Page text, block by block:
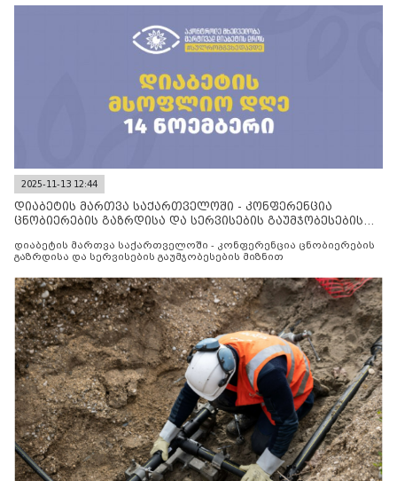
2025-11-13 12:44
დიაბეტის მართვა საქართველოში - კონფერენცია
ცნობიერების გაზრდისა და სერვისების გაუმჯობესების
დიაბეტის მართვა საქართველოში - კონფერენცია ცნობიერების
გაზრდისა და სერვისების გაუმჯობესების მიზნით